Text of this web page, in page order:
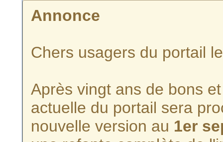
Annonce
Chers usagers du portail
Après vingt ans de bons
actuelle du portail sera
nouvelle version au 1er